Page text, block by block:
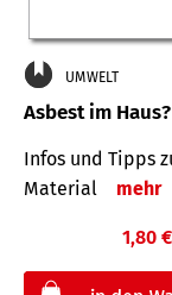
UMWELT
Asbest im Haus?
Infos und Tipps
Mate­rial
mehr
1,80 €